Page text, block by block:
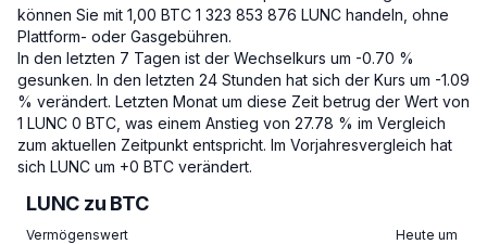
können Sie mit 1,00 BTC 1 323 853 876 LUNC handeln, ohne
Plattform- oder Gasgebühren.
In den letzten 7 Tagen ist der Wechselkurs um -0.70 %
gesunken. In den letzten 24 Stunden hat sich der Kurs um -1.09
% verändert. Letzten Monat um diese Zeit betrug der Wert von
1 LUNC 0 BTC, was einem Anstieg von 27.78 % im Vergleich
zum aktuellen Zeitpunkt entspricht. Im Vorjahresvergleich hat
sich LUNC um +0 BTC verändert.
LUNC zu BTC
Vermögenswert Heute um